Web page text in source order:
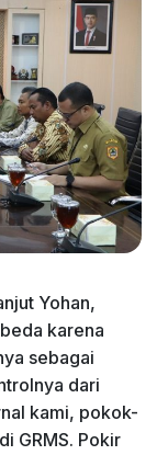
Yohan,
karena
sebagai
dari
kami, pokok-
GRMS. Pokir